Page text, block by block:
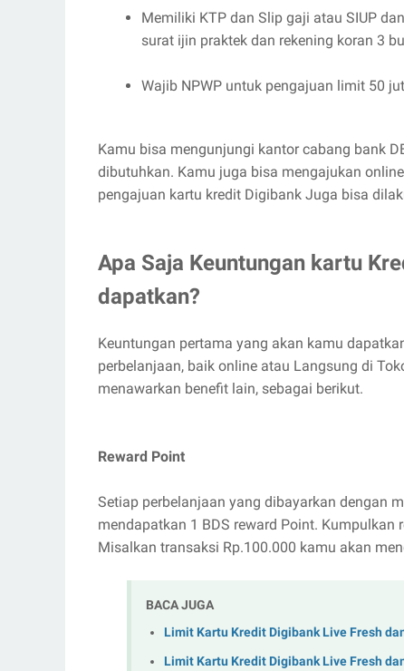
Memiliki KTP dan Slip gaji atau SIUP
surat ijin praktek dan rekening koran 3
Wajib NPWP untuk pengajuan limit 50
Kamu bisa mengunjungi kantor cabang bank
dibutuhkan. Kamu juga bisa mengajukan
pengajuan kartu kredit Digibank Juga bisa
Apa Saja Keuntungan kartu
dapatkan?
Keuntungan pertama yang akan kamu
perbelanjaan, baik online atau Langsung di
menawarkan benefit lain, sebagai berikut.
Reward Point
Setiap perbelanjaan yang dibayarkan dengan
mendapatkan 1 BDS reward Point.
Misalkan transaksi Rp.100.000 kamu akan
BACA JUGA
Limit Kartu Kredit Digibank Live Fresh
Limit Kartu Kredit Digibank Live Fresh